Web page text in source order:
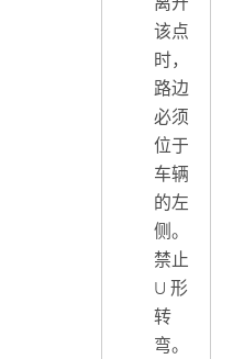
该点
时，
路边
必须
位于
车辆
的左
侧。
禁止
U 形
转
弯。